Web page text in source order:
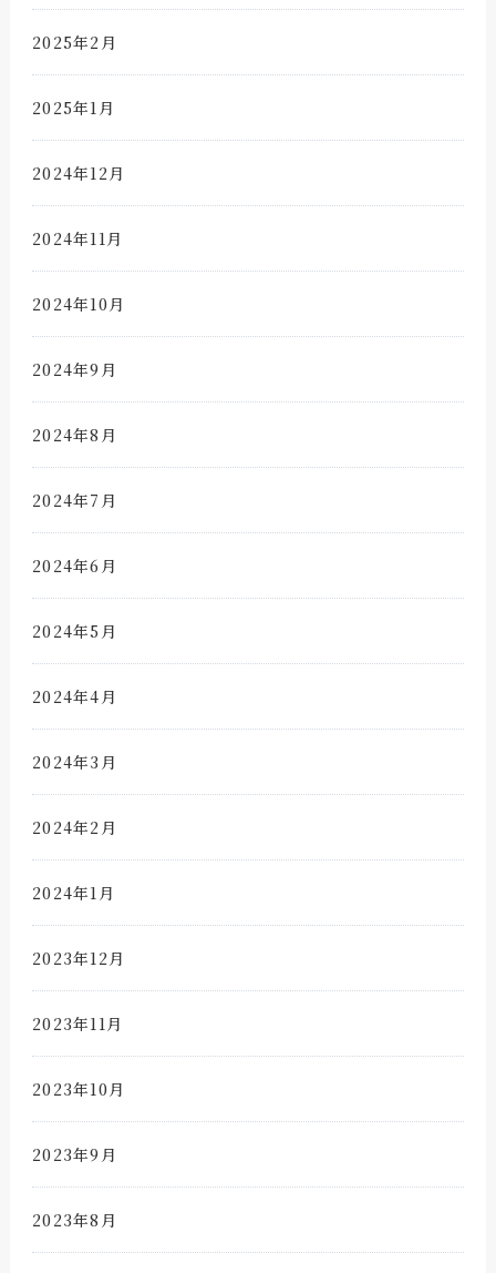
2025年2月
2025年1月
2024年12月
2024年11月
2024年10月
2024年9月
2024年8月
2024年7月
2024年6月
2024年5月
2024年4月
2024年3月
2024年2月
2024年1月
2023年12月
2023年11月
2023年10月
2023年9月
2023年8月